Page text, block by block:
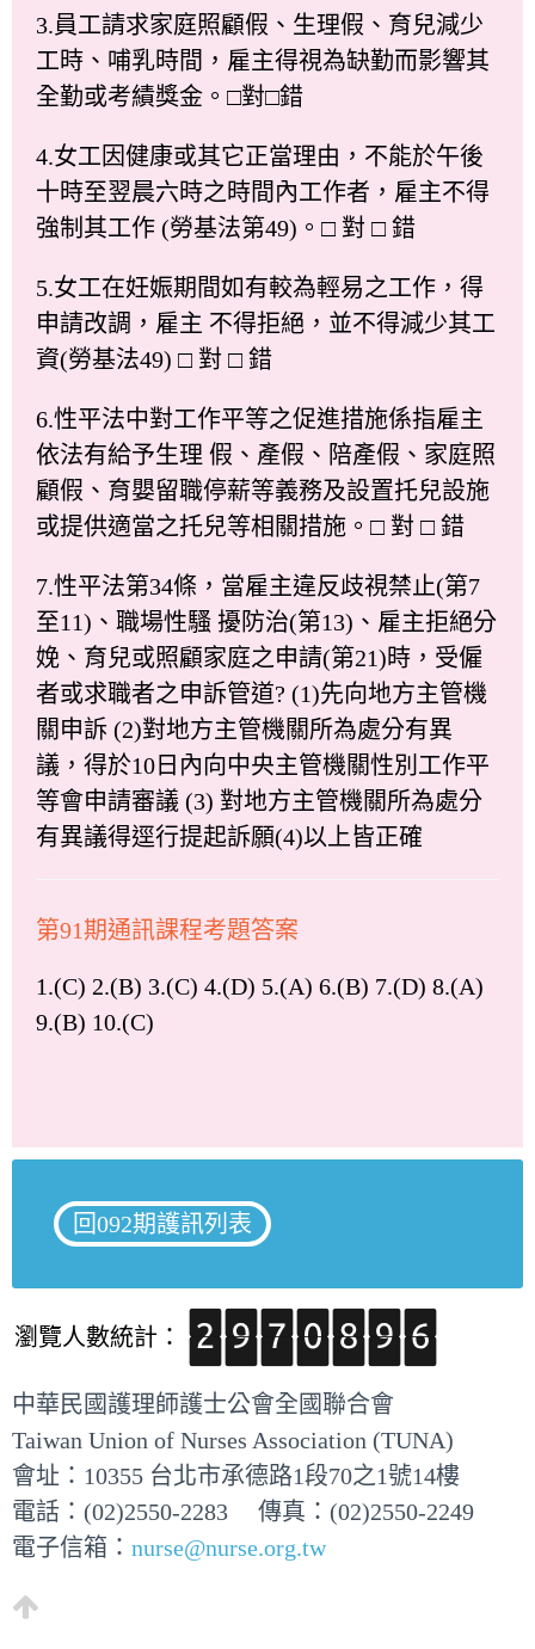
3.員工請求家庭照顧假、生理假、育兒減少
工時、哺乳時間，雇主得視為缺勤而影響其
全勤或考績獎金。□對□錯
4.女工因健康或其它正當理由，不能於午後
十時至翌晨六時之時間內工作者，雇主不得
強制其工作 (勞基法第49)。□ 對 □ 錯
5.女工在妊娠期間如有較為輕易之工作，得
申請改調，雇主 不得拒絕，並不得減少其工
資(勞基法49) □ 對 □ 錯
6.性平法中對工作平等之促進措施係指雇主
依法有給予生理 假、產假、陪產假、家庭照
顧假、育嬰留職停薪等義務及設置托兒設施
或提供適當之托兒等相關措施。□ 對 □ 錯
7.性平法第34條，當雇主違反歧視禁止(第7
至11)、職場性騷 擾防治(第13)、雇主拒絕分
娩、育兒或照顧家庭之申請(第21)時，受僱
者或求職者之申訴管道? (1)先向地方主管機
關申訴 (2)對地方主管機關所為處分有異
議，得於10日內向中央主管機關性別工作平
等會申請審議 (3) 對地方主管機關所為處分
有異議得逕行提起訴願(4)以上皆正確
第91期通訊課程考題答案
1.(C) 2.(B) 3.(C) 4.(D) 5.(A) 6.(B) 7.(D) 8.(A)
9.(B) 10.(C)
回092期護訊列表
瀏覽人數統計：
中華民國護理師護士公會全國聯合會
Taiwan Union of Nurses Association (TUNA)
會址：10355 台北市承德路1段70之1號14樓
電話：(02)2550-2283 傳真：(02)2550-2249
電子信箱： nurse@nurse.org.tw